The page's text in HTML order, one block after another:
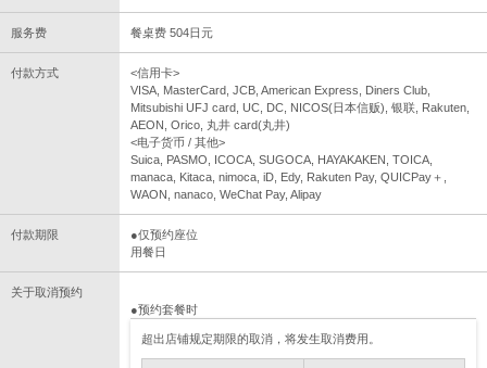
服务费 餐桌费 504日元
付款方式
<信用卡>
VISA, MasterCard, JCB, American Express, Diners Club,
Mitsubishi UFJ card, UC, DC, NICOS(日本信贩), 银联, Rakuten,
AEON, Orico, 丸井 card(丸井)
<电子货币 / 其他>
Suica, PASMO, ICOCA, SUGOCA, HAYAKAKEN, TOICA,
manaca, Kitaca, nimoca, iD, Edy, Rakuten Pay, QUICPay＋,
WAON, nanaco, WeChat Pay, Alipay
付款期限
●仅预约座位
用餐日
关于取消预约
●预约套餐时
超出店铺规定期限的取消，将发生取消费用。